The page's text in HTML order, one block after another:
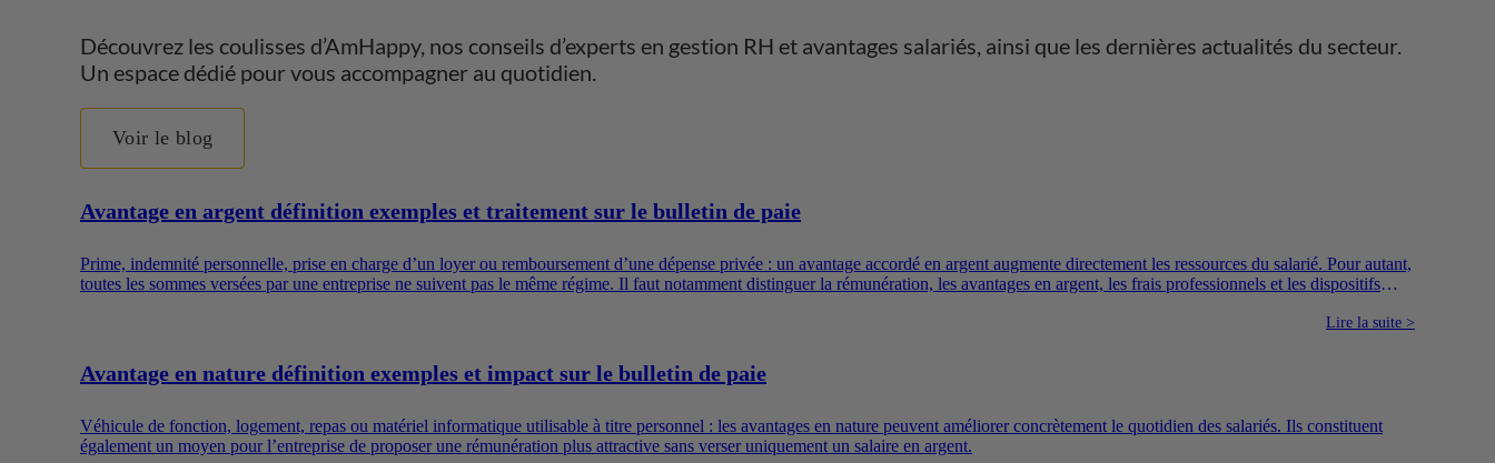
Découvrez les coulisses d’AmHappy, nos conseils d’experts en gestion RH et avantages salariés, ainsi que les dernières actualités du secteur.
Un espace dédié pour vous accompagner au quotidien.
Voir le blog
Avantage en argent définition exemples et traitement sur le bulletin de paie
Prime, indemnité personnelle, prise en charge d’un loyer ou remboursement d’une dépense privée : un avantage accordé en argent augmente directement les ressources du salarié. Pour autant,
toutes les sommes versées par une entreprise ne suivent pas le même régime. Il faut notamment distinguer la rémunération, les avantages en argent, les frais professionnels et les dispositifs
Lire la suite >
Avantage en nature définition exemples et impact sur le bulletin de paie
Véhicule de fonction, logement, repas ou matériel informatique utilisable à titre personnel : les avantages en nature peuvent améliorer concrètement le quotidien des salariés. Ils constituent
également un moyen pour l’entreprise de proposer une rémunération plus attractive sans verser uniquement un salaire en argent.